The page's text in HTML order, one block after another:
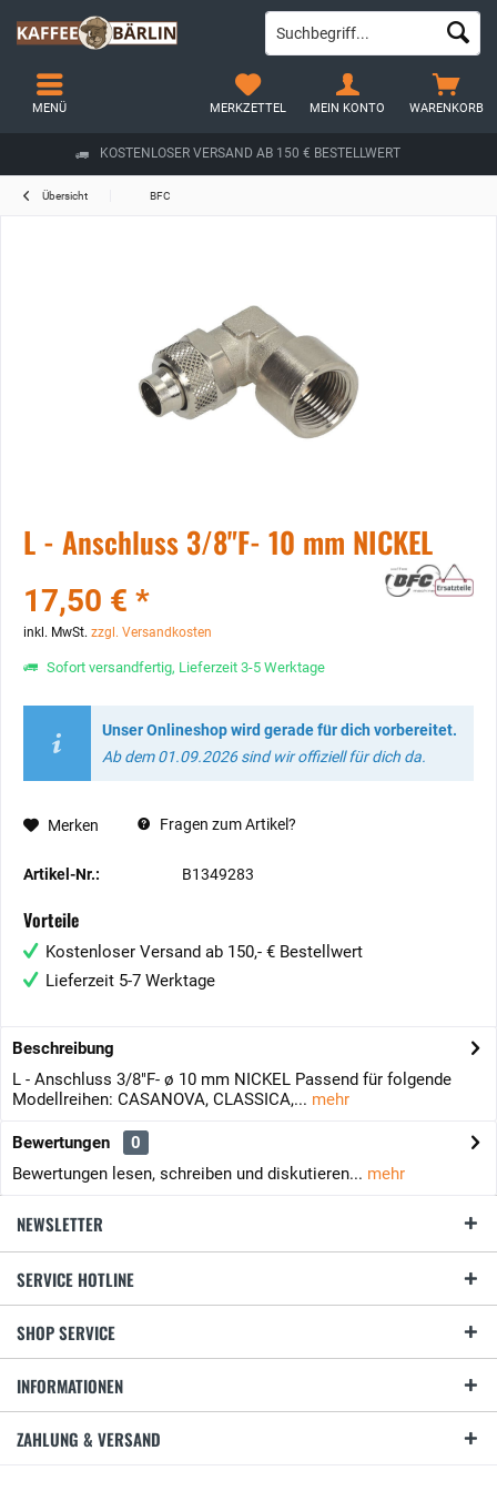
KOSTENLOSER VERSAND AB 150 € BESTELLWERT
WARENKORB
MERKZETTEL MEIN KONTO
MENÜ
Übersicht BFC
L - Anschluss 3/8"F- 10 mm NICKEL
17,50 € *
inkl. MwSt. zzgl. Versandkosten
Sofort versandfertig, Lieferzeit 3-5 Werktage
Unser Onlineshop wird gerade für dich vorbereitet.
Ab dem 01.09.2026 sind wir offiziell für dich da.
Merken Fragen zum Artikel?
Artikel-Nr.: B1349283
Vorteile
Kostenloser Versand ab 150,- € Bestellwert
Lieferzeit 5-7 Werktage
Beschreibung
L - Anschluss 3/8"F- ø 10 mm NICKEL Passend für folgende
Modellreihen: CASANOVA, CLASSICA,... mehr
Bewertungen
0
Bewertungen lesen, schreiben und diskutieren... mehr
NEWSLETTER
SERVICE HOTLINE
SHOP SERVICE
INFORMATIONEN
ZAHLUNG & VERSAND